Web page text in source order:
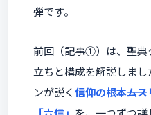
弾です。
前回（記事①）は、聖典
立ちと構成を解説しま
ンが説く信仰の根本――ム